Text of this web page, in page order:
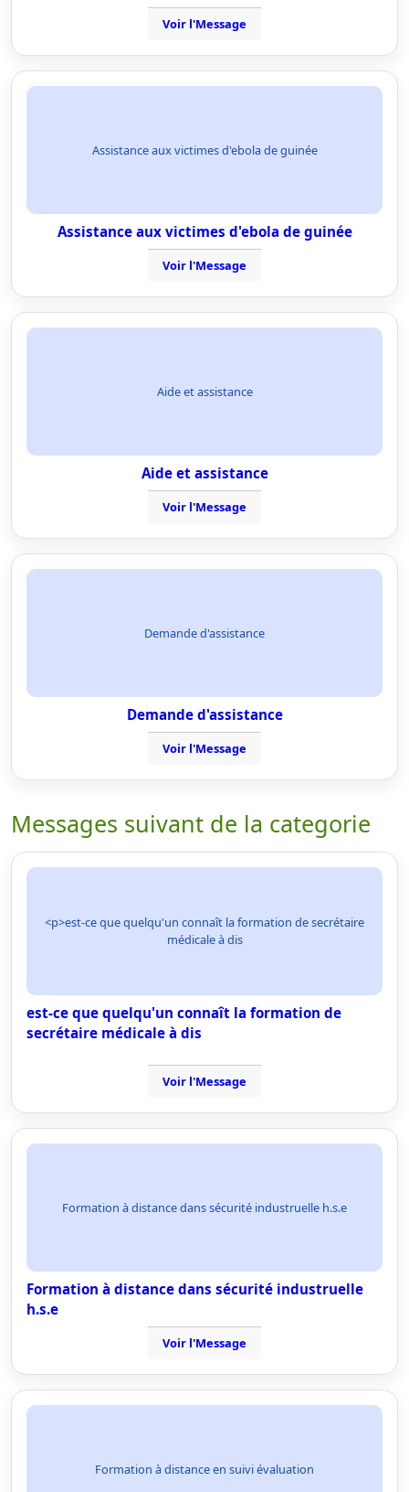
Voir l'Message
Assistance aux victimes d'ebola de guinée
Assistance aux victimes d'ebola de guinée
Voir l'Message
Aide et assistance
Aide et assistance
Voir l'Message
Demande d'assistance
Demande d'assistance
Voir l'Message
Messages suivant de la categorie
<p>est-ce que quelqu'un connaît la formation de secrétaire
médicale à dis
est-ce que quelqu'un connaît la formation de
secrétaire médicale à dis
Voir l'Message
Formation à distance dans sécurité industruelle h.s.e
Formation à distance dans sécurité industruelle
h.s.e
Voir l'Message
Formation à distance en suivi évaluation